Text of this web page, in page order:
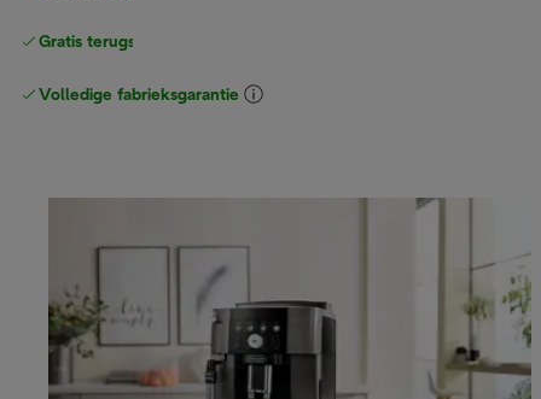
Gratis terugsturen
Volledige fabrieksgarantie